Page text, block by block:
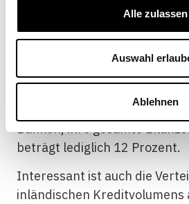
Alle zulassen
Auswahl
Ablehnen
vergleicht (siehe Tabelle):
machen nur 2 Prozent aller
aber aufgrund ihrer Grösse
über 40 Prozent an der
Raiffeisenbanken stellen
Banken, ihre gesamte
beträgt lediglich 12 Prozent.
Interessant ist auch die
inländischen Kreditvolumens